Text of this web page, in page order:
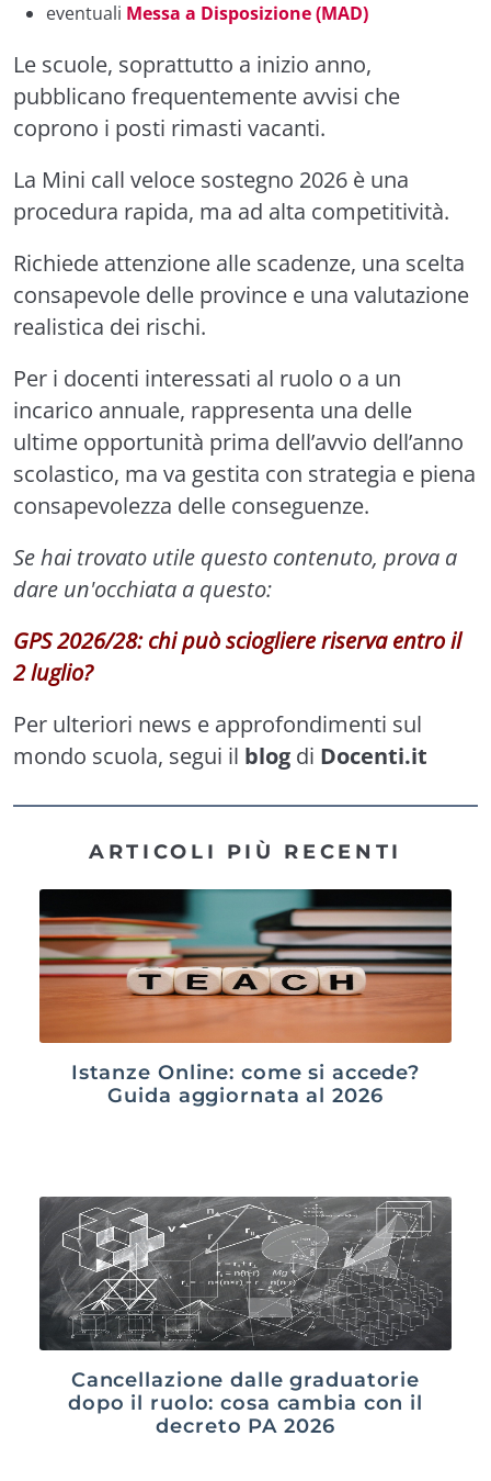
eventuali Messa a Disposizione (MAD)
Le scuole, soprattutto a inizio anno,
pubblicano frequentemente avvisi che
coprono i posti rimasti vacanti.
La Mini call veloce sostegno 2026 è una
procedura rapida, ma ad alta competitività.
Richiede attenzione alle scadenze, una scelta
consapevole delle province e una valutazione
realistica dei rischi.
Per i docenti interessati al ruolo o a un
incarico annuale, rappresenta una delle
ultime opportunità prima dell’avvio dell’anno
scolastico, ma va gestita con strategia e piena
consapevolezza delle conseguenze.
Se hai trovato utile questo contenuto, prova a
dare un'occhiata a questo:
GPS 2026/28: chi può sciogliere riserva entro il
2 luglio?
Per ulteriori news e approfondimenti sul
mondo scuola, segui il blog di Docenti.it
ARTICOLI PIÙ RECENTI
Istanze Online: come si accede?
Guida aggiornata al 2026
Cancellazione dalle graduatorie
dopo il ruolo: cosa cambia con il
decreto PA 2026